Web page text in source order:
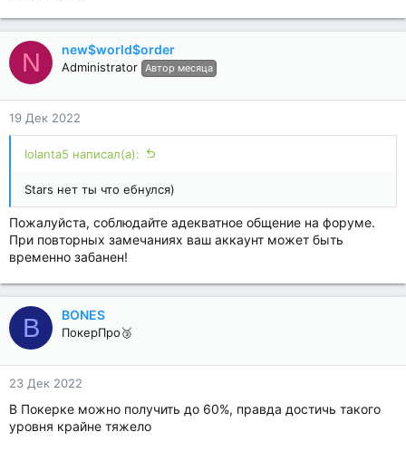
N new$world$order
Administrator Автор месяца
19 Дек 2022
Iolanta5 написал(а):
Stars нет ты что ебнулся)
Пожалуйста, соблюдайте адекватное общение на форуме.
При повторных замечаниях ваш аккаунт может быть
временно забанен!
B BONES
ПокерПро🥉
23 Дек 2022
В Покерке можно получить до 60%, правда достичь такого
уровня крайне тяжело